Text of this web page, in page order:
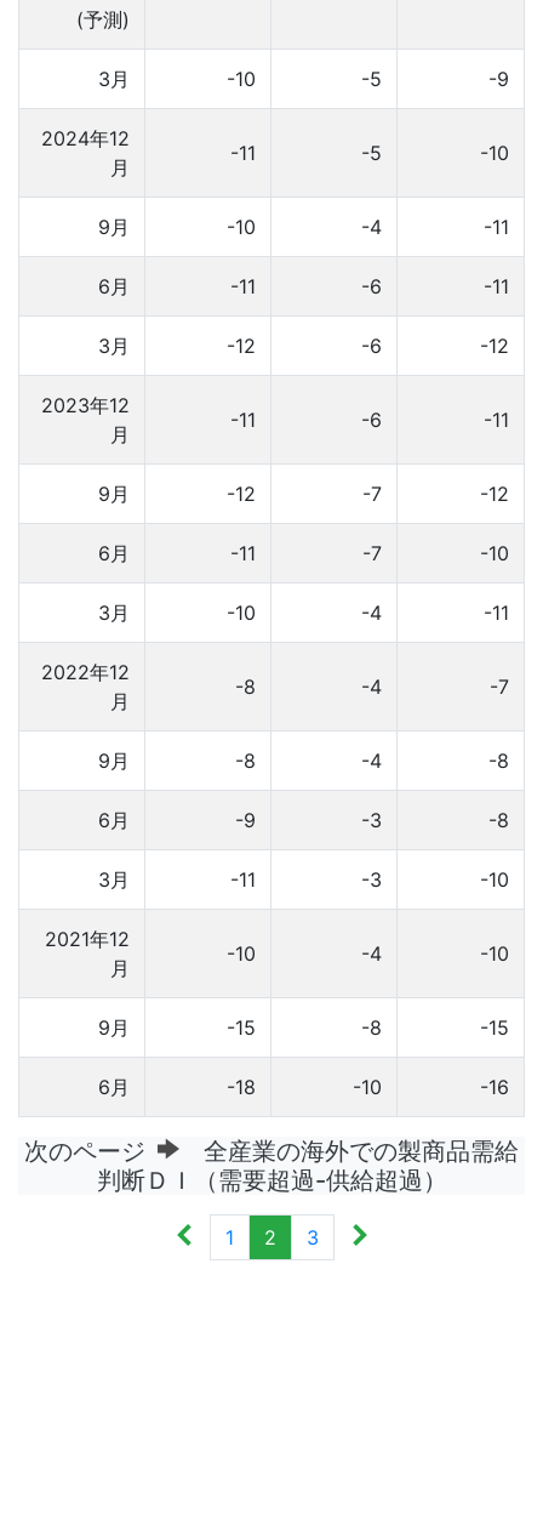
(予測)
3月 -10 -5 -9
2024年12
月
-11 -5 -10
9月 -10 -4 -11
6月 -11 -6 -11
3月 -12 -6 -12
2023年12
月
-11 -6 -11
9月 -12 -7 -12
6月 -11 -7 -10
3月 -10 -4 -11
2022年12
月
-8 -4 -7
9月 -8 -4 -8
6月 -9 -3 -8
3月 -11 -3 -10
2021年12
月
-10 -4 -10
9月 -15 -8 -15
6月 -18 -10 -16
次のページ
全産業の海外での製商品需給
判断ＤＩ（需要超過-供給超過）
1 2 3